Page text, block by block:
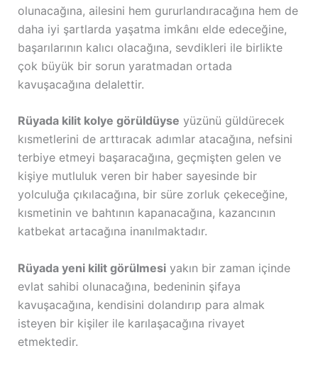
olunacağına, ailesini hem gururlandıracağına hem de
daha iyi şartlarda yaşatma imkânı elde edeceğine,
başarılarının kalıcı olacağına, sevdikleri ile birlikte
çok büyük bir sorun yaratmadan ortada
kavuşacağına delalettir.
Rüyada kilit kolye görüldüyse yüzünü güldürecek
kısmetlerini de arttıracak adımlar atacağına, nefsini
terbiye etmeyi başaracağına, geçmişten gelen ve
kişiye mutluluk veren bir haber sayesinde bir
yolculuğa çıkılacağına, bir süre zorluk çekeceğine,
kısmetinin ve bahtının kapanacağına, kazancının
katbekat artacağına inanılmaktadır.
Rüyada yeni kilit görülmesiyakın bir zaman içinde
evlat sahibi olunacağına, bedeninin şifaya
kavuşacağına, kendisini dolandırıp para almak
isteyen bir kişiler ile karılaşacağına rivayet
etmektedir.